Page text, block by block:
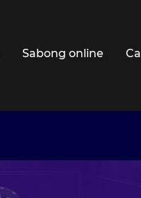
Sabong online